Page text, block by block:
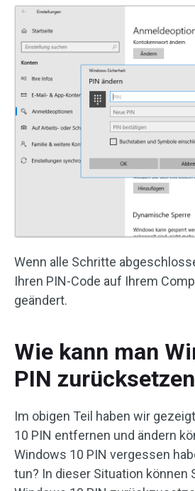
Wenn alle Schritte
Ihren PIN-Code auf Ihrem
geändert.
Wie kann man
PIN
Im obigen Teil haben wir
10 PIN entfernen und ändern
Windows 10 PIN vergessen
tun? In dieser Situation können